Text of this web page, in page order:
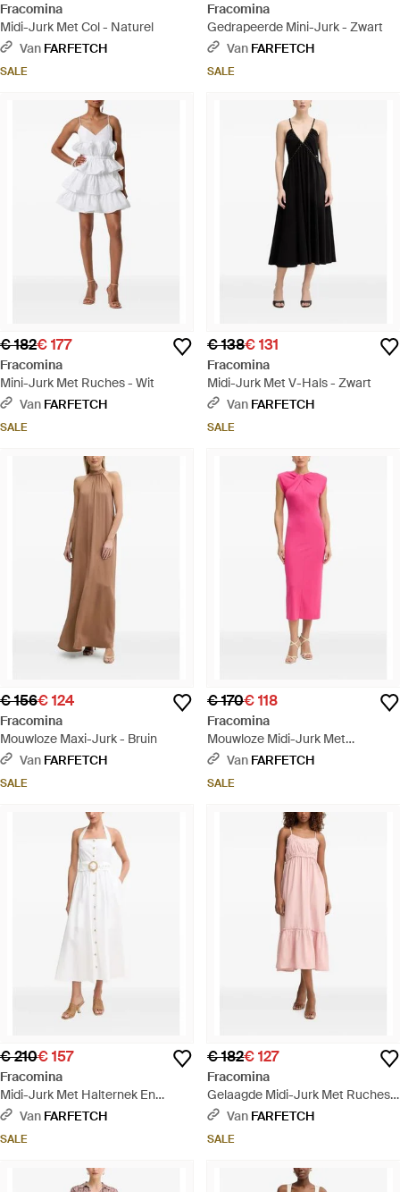
Fracomina
Midi-Jurk Met Col - Naturel
Van FARFETCH
SALE
Fracomina
Gedrapeerde Mini-Jurk - Zwart
Van FARFETCH
SALE
€ 182€ 177
Fracomina
Mini-Jurk Met Ruches - Wit
Van FARFETCH
SALE
€ 138€ 131
Fracomina
Midi-Jurk Met V-Hals - Zwart
Van FARFETCH
SALE
€ 156€ 124
Fracomina
Mouwloze Maxi-Jurk - Bruin
Van FARFETCH
SALE
€ 170€ 118
Fracomina
Mouwloze Midi-Jurk Met
Gedraaide Hals - Roze
Van FARFETCH
SALE
€ 210€ 157
Fracomina
Midi-Jurk Met Halternek En
Ceintuur - Wit
Van FARFETCH
SALE
€ 182€ 127
Fracomina
Gelaagde Midi-Jurk Met Ruches -
RozeVan FARFETCH
SALE